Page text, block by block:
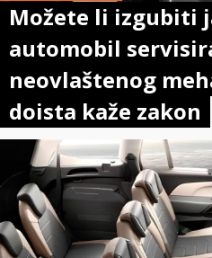
Možete li izgubiti
automobil
neovlaštenog
doista kaže zakon